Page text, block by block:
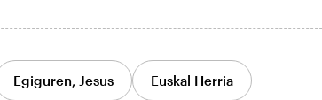
Egiguren, Jesus Euskal Herria